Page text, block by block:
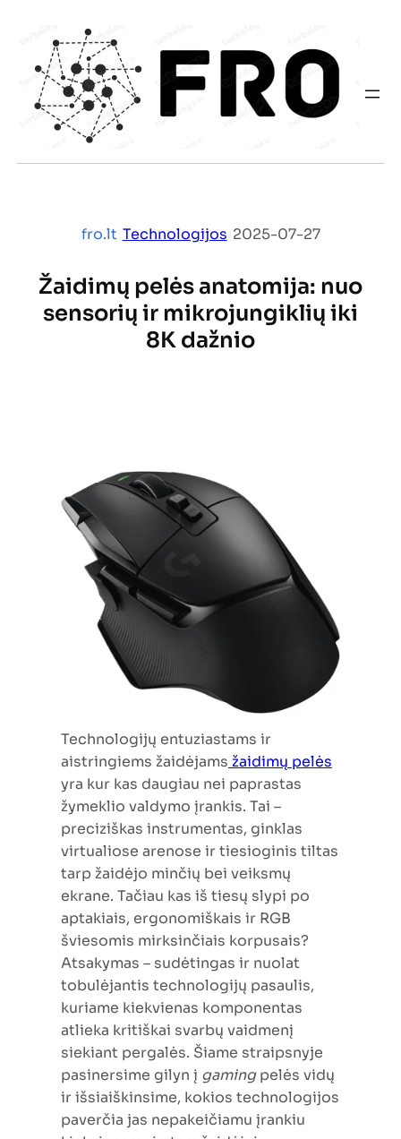
turinio
fro.lt Technologijos 2025-07-27
Žaidimų pelės anatomija: nuo
sensorių ir mikrojungiklių iki
8K dažnio
Technologijų entuziastams ir
aistringiems žaidėjams žaidimų pelės
yra kur kas daugiau nei paprastas
žymeklio valdymo įrankis. Tai –
preciziškas instrumentas, ginklas
virtualiose arenose ir tiesioginis tiltas
tarp žaidėjo minčių bei veiksmų
ekrane. Tačiau kas iš tiesų slypi po
aptakiais, ergonomiškais ir RGB
šviesomis mirksinčiais korpusais?
Atsakymas – sudėtingas ir nuolat
tobulėjantis technologijų pasaulis,
kuriame kiekvienas komponentas
atlieka kritiškai svarbų vaidmenį
siekiant pergalės. Šiame straipsnyje
pasinersime gilyn į gamingpelės vidų
ir išsiaiškinsime, kokios technologijos
paverčia jas nepakeičiamu įrankiu